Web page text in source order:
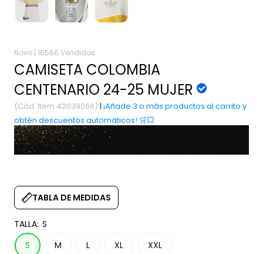
Novo | 16566 Vendidos
CAMISETA COLOMBIA
CENTENARIO 24-25 MUJER
(Cód. Item 42039066) | ¡Añade 3 o más productos al carrito y
obtén descuentos automáticos! 🛒💥
TABLA DE MEDIDAS
TALLA: S
S
M L XL XXL